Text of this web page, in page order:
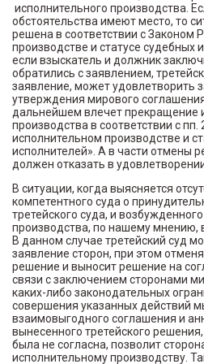
исполнительного производства.
обстоятельства имеют место, то
решена в соответствии с Законом
производстве и статусе судебных
если взыскатель и должник
обратились с заявлением,
заявление, может удовлетворить
утверждения мирового
дальнейшем влечет прекращение
производства в соответствии с пп.
исполнительном производстве и
исполнителей». А в части отмены
должен отказать в
В ситуации, когда выясняется
компетентного суда о
третейского суда, и
производства, по нашему мнению,
В данном случае третейский суд
заявление сторон, при этом
решение и выносит решение на
связи с заключением сторонами
каких-либо законодательных
совершения указанных действий
взаимовыгодного соглашения и
вынесенного третейского
была не согласна, позволит
исполнительному производству.